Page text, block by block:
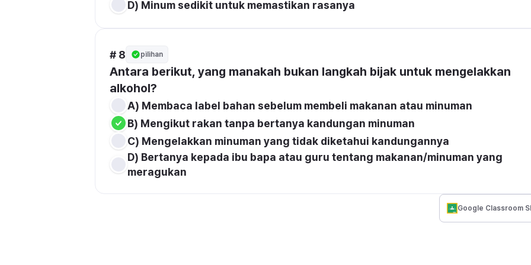
D) Minum sedikit untuk memastikan rasanya
# 8 pilihan
Antara berikut, yang manakah bukan langkah bijak untuk mengelakkan
alkohol?
A) Membaca label bahan sebelum membeli makanan atau minuman
B) Mengikut rakan tanpa bertanya kandungan minuman
C) Mengelakkan minuman yang tidak diketahui kandungannya
D) Bertanya kepada ibu bapa atau guru tentang makanan/minuman yang
meragukan
Google Classroom